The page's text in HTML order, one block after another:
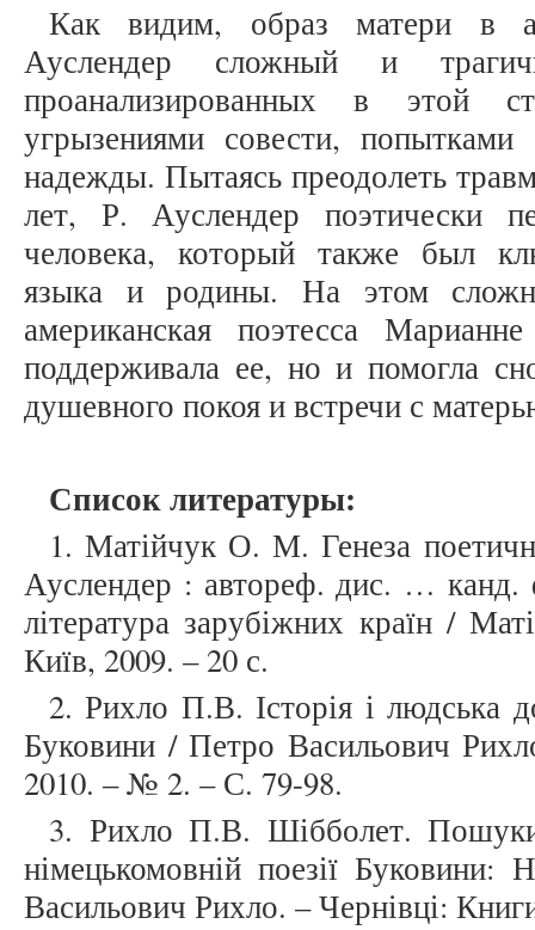
Как видим, образ матери в
Ауслендер сложный и
проанализированных в этой
угрызениями совести,
надежды. Пытаясь преодолеть
лет, Р. Ауслендер поэтически
человека, который также был
языка и родины. На этом
американская поэтесса
поддерживала ее, но и помогла
душевного покоя и встречи с
Список литературы:
1. Матійчук О. М. Генеза
Ауслендер : автореф. дис. … канд.
література зарубіжних країн /
Київ, 2009. – 20 с.
2. Рихло П.В. Історія і людська
Буковини / Петро Васильович
2010. – № 2. – С. 79-98.
3. Рихло П.В. Шібболет. Пошуки
німецькомовній поезії
Васильович Рихло. – Чернівці: